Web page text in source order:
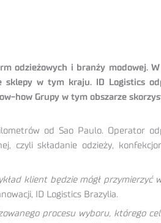
odzieżowych i branży modowej.
sklepy w tym kraju. ID Logistics
how Grupy w tym obszarze
od Sao Paulo. Operator
czyli składanie odzieży,
klient będzie mógł przymierzyć
ID Logistics Brazylia.
procesu wyboru, którego